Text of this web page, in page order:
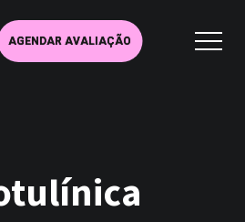
AGENDAR AVALIAÇÃO